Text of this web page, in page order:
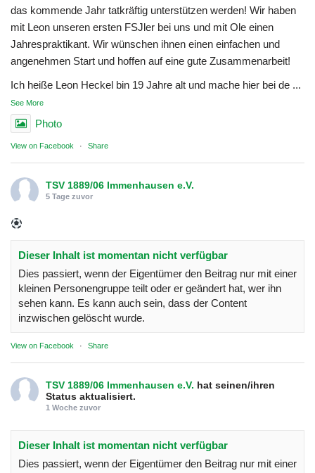
das kommende Jahr tatkräftig unterstützen werden! Wir haben
mit Leon unseren ersten FSJler bei uns und mit Ole einen
Jahrespraktikant. Wir wünschen ihnen einen einfachen und
angenehmen Start und hoffen auf eine gute Zusammenarbeit!
Ich heiße Leon Heckel bin 19 Jahre alt und mache hier bei de ...
See More
Photo
View on Facebook · Share
TSV 1889/06 Immenhausen e.V.
5 Tage zuvor
Dieser Inhalt ist momentan nicht verfügbar
Dies passiert, wenn der Eigentümer den Beitrag nur mit einer
kleinen Personengruppe teilt oder er geändert hat, wer ihn
sehen kann. Es kann auch sein, dass der Content
inzwischen gelöscht wurde.
View on Facebook · Share
TSV 1889/06 Immenhausen e.V. hat seinen/ihren
Status aktualisiert.
1 Woche zuvor
Dieser Inhalt ist momentan nicht verfügbar
Dies passiert, wenn der Eigentümer den Beitrag nur mit einer